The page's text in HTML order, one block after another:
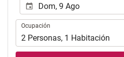
que
realizar
búsqueda
de
inicio
fin
para
realizar
Ocupación
Ocupación
2 Personas, 1 Habitación